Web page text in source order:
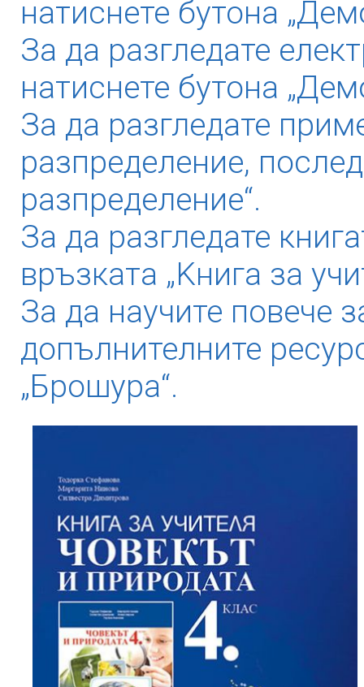
натиснете бутона
За да разгледате
натиснете бутона
За да разгледате
разпределение,
разпределение“.
За да разгледате
връзката „Kнига за
За да научите повече
допълнителните
„Брошура“.